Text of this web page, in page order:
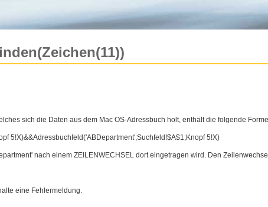
sich die Daten aus dem Mac OS-Adressbuch holt, enthält die folgende Formel
5!X)&&Adressbuchfeld('ABDepartment';Suchfeld!$A$1;Knopf 5!X)
nach einem ZEILENWECHSEL dort eingetragen wird. Den
eine Fehlermeldung.